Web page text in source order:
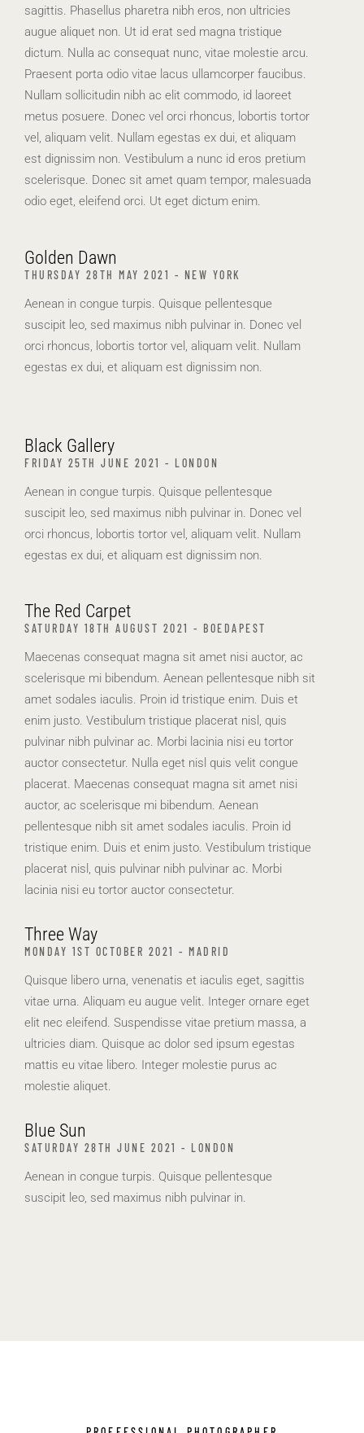
sagittis. Phasellus pharetra nibh eros, non ultricies
augue aliquet non. Ut id erat sed magna tristique
dictum. Nulla ac consequat nunc, vitae molestie arcu.
Praesent porta odio vitae lacus ullamcorper faucibus.
Nullam sollicitudin nibh ac elit commodo, id laoreet
metus posuere. Donec vel orci rhoncus, lobortis tortor
vel, aliquam velit. Nullam egestas ex dui, et aliquam
est dignissim non. Vestibulum a nunc id eros pretium
scelerisque. Donec sit amet quam tempor, malesuada
odio eget, eleifend orci. Ut eget dictum enim.
Golden Dawn
THURSDAY 28TH MAY 2021 - NEW YORK
Aenean in congue turpis. Quisque pellentesque
suscipit leo, sed maximus nibh pulvinar in. Donec vel
orci rhoncus, lobortis tortor vel, aliquam velit. Nullam
egestas ex dui, et aliquam est dignissim non.
Black Gallery
FRIDAY 25TH JUNE 2021 - LONDON
Aenean in congue turpis. Quisque pellentesque
suscipit leo, sed maximus nibh pulvinar in. Donec vel
orci rhoncus, lobortis tortor vel, aliquam velit. Nullam
egestas ex dui, et aliquam est dignissim non.
The Red Carpet
SATURDAY 18TH AUGUST 2021 - BOEDAPEST
Maecenas consequat magna sit amet nisi auctor, ac
scelerisque mi bibendum. Aenean pellentesque nibh sit
amet sodales iaculis. Proin id tristique enim. Duis et
enim justo. Vestibulum tristique placerat nisl, quis
pulvinar nibh pulvinar ac. Morbi lacinia nisi eu tortor
auctor consectetur. Nulla eget nisl quis velit congue
placerat. Maecenas consequat magna sit amet nisi
auctor, ac scelerisque mi bibendum. Aenean
pellentesque nibh sit amet sodales iaculis. Proin id
tristique enim. Duis et enim justo. Vestibulum tristique
placerat nisl, quis pulvinar nibh pulvinar ac. Morbi
lacinia nisi eu tortor auctor consectetur.
Three Way
MONDAY 1ST OCTOBER 2021 - MADRID
Quisque libero urna, venenatis et iaculis eget, sagittis
vitae urna. Aliquam eu augue velit. Integer ornare eget
elit nec eleifend. Suspendisse vitae pretium massa, a
ultricies diam. Quisque ac dolor sed ipsum egestas
mattis eu vitae libero. Integer molestie purus ac
molestie aliquet.
Blue Sun
SATURDAY 28TH JUNE 2021 - LONDON
Aenean in congue turpis. Quisque pellentesque
suscipit leo, sed maximus nibh pulvinar in.